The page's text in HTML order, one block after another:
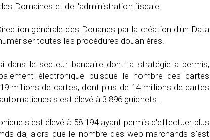
Domaines et de l'administration fiscale.
générale des Douanes par la création d'un Data
toutes les procédures douanières.
dans le secteur bancaire dont la stratégie a permis,
électronique puisque le nombre des cartes
millions de cartes, dont plus de 14 millions de cartes
s'est élevé à 3.896 guichets.
s'est élevé à 58.194 ayant permis d'effectuer plus
da, alors que le nombre des web-marchands s'est